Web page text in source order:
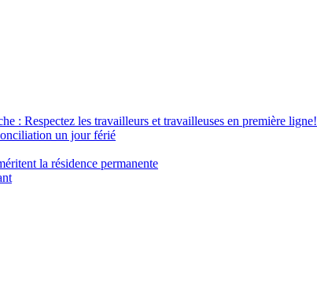
: Respectez les travailleurs et travailleuses en première ligne!
un jour férié
la résidence permanente